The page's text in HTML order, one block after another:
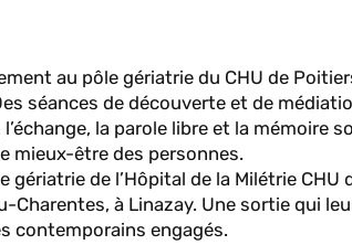
au pôle gériatrie du CHU de
séances de découverte et de
la parole libre et la mémoire
mieux-être des personnes.
de l’Hôpital de la Milétrie CHU
Charentes, à Linazay. Une sortie qui
contemporains engagés.